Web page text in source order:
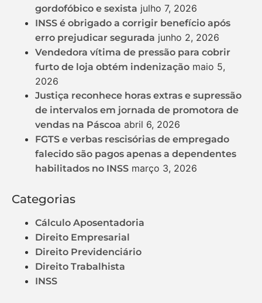
gordofóbico e sexista julho 7, 2026
INSS é obrigado a corrigir benefício após
erro prejudicar segurada junho 2, 2026
Vendedora vítima de pressão para cobrir
furto de loja obtém indenização maio 5,
2026
Justiça reconhece horas extras e supressão
de intervalos em jornada de promotora de
vendas na Páscoa abril 6, 2026
FGTS e verbas rescisórias de empregado
falecido são pagos apenas a dependentes
habilitados no INSS março 3, 2026
Categorias
Cálculo Aposentadoria
Direito Empresarial
Direito Previdenciário
Direito Trabalhista
INSS